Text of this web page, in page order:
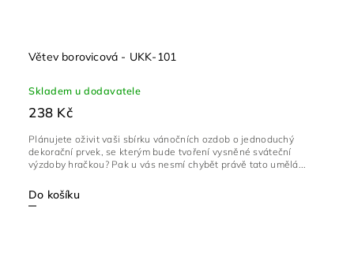
Větev borovicová - UKK-101
Skladem u dodavatele
238 Kč
Do košíku
Plánujete oživit vaši sbírku vánočních ozdob o jednoduchý
dekorační prvek, se kterým bude tvoření vysněné sváteční
výzdoby hračkou? Pak u vás nesmí chybět právě tato umělá...